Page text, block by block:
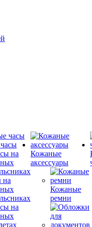
на
Кожаные
аксессуары
Кожаные
ремни